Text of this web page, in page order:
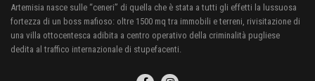
Artemisia nasce sulle “ceneri” di quella che è stata a tutti gli effetti la lussuosa
fortezza di un boss mafioso: oltre 1500 mq tra immobili e terreni, rivisitazione di
una villa ottocentesca adibita a centro operativo della criminalità pugliese
dedita al traffico internazionale di stupefacenti.